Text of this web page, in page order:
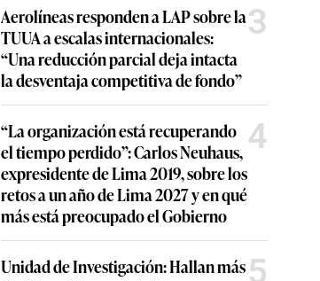
Aerolíneas responden a LAP sobre la
TUUA a escalas internacionales:
“Una reducción parcial deja intacta
la desventaja competitiva de fondo”
3
“La organización está recuperando
el tiempo perdido”: Carlos Neuhaus,
expresidente de Lima 2019, sobre los
retos a un año de Lima 2027 y en qué
más está preocupado el Gobierno
4
Unidad de Investigación: Hallan más5